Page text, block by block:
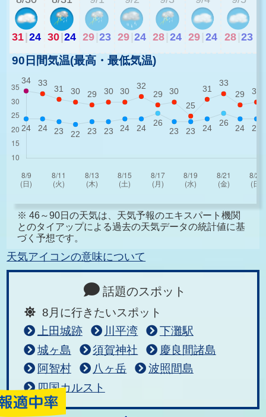
31 24 30 24 29 23 29 24 28 24 29 24 28 23
90日間気温(最高・最低気温)
※ 46～90日の天気は、天気予報のエキスパート機関
とのタイアップによる過去の天気データの統計値に基
づく予想です。
天気アイコンの意味について
話題のスポット
8月に行きたいスポット
上田城跡
川平湾
下灘駅
城ヶ島
須賀神社
慶良間諸島
阿智村
八ヶ岳
波照間島
四国カルスト